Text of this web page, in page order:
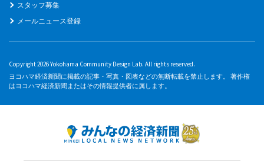
スタッフ募集
メールニュース登録
Copyright 2026 Yokohama Community Design Lab. All rights reserved.
ヨコハマ経済新聞に掲載の記事・写真・図表などの無断転載を禁止します。 著作権
はヨコハマ経済新聞またはその情報提供者に属します。